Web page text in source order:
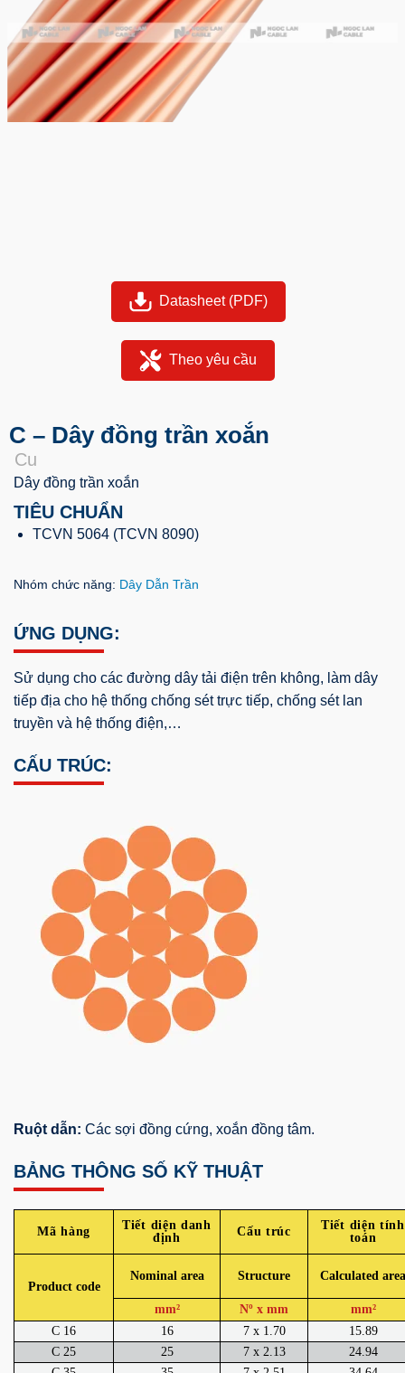
Datasheet (PDF)
Theo yêu cầu
C – Dây đồng trần xoắn
Cu
Dây đồng trần xoắn
TIÊU CHUẨN
TCVN 5064 (TCVN 8090)
Nhóm chức năng: Dây Dẫn Trần
ỨNG DỤNG:
Sử dụng cho các đường dây tải điện trên không, làm dây
tiếp địa cho hệ thống chống sét trực tiếp, chống sét lan
truyền và hệ thống điện,…
CẤU TRÚC:
Ruột dẫn: Các sợi đồng cứng, xoắn đồng tâm.
BẢNG THÔNG SỐ KỸ THUẬT
Mã hàng
Tiết diện danh
định
Cấu trúc
Tiết diện tính
toán
Product code
Nominal area Structure Calculated area
mm² Nº x mm
mm²
C 16
16 7 x 1.70
15.89
C 25
25 7 x 2.13
24.94